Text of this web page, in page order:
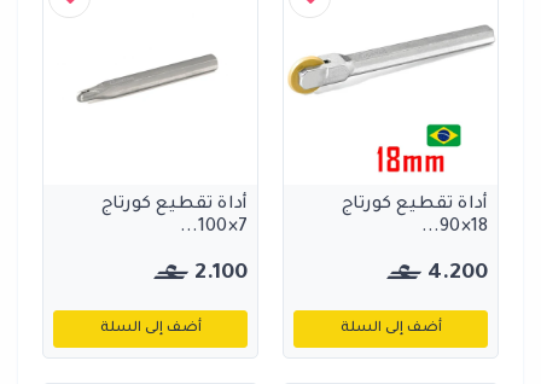
أداة تقطيع كورتاج
18×90...
4.200
أضف إلى السلة
أداة تقطيع كورتاج
7×100...
2.100
أضف إلى السلة